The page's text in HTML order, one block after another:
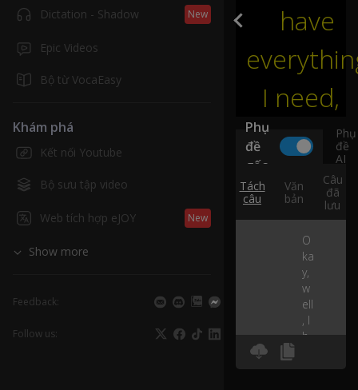
Dictation - Shadow New
Epic Videos
Bộ từ VocaEasy
Khám phá
Kết nối Youtube
Bộ sưu tập video
Web tích hợp eJOY New
Show more
Feedback:
Follow us:
have
I need,
Phụ
đề
gốc
Phụ
đề
AI
Tách
câu
Văn
bản
Câu
đã
lưu
O
ka
y,
w
ell
, I
h